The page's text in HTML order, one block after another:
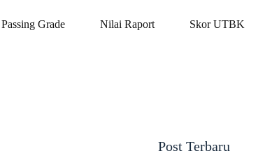
Passing Grade Nilai Raport Skor UTBK
Post Terbaru